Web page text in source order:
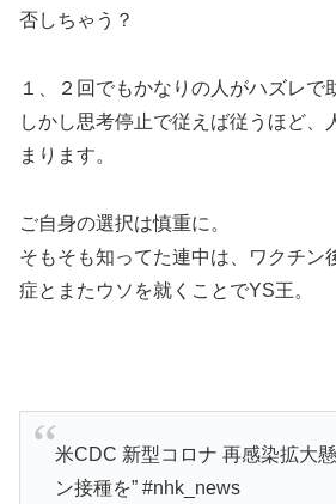
否しちゃう？
１、２回でもかなりの人がハズレで
しかし思考停止で従えば従うほど、
まります。
ご自身の選択は慎重に。
そもそも知ってた連中は、ワクチン
症とまたウソを就くことでYS王。
米CDC 新型コロナ 再感染拡大
ン接種を” #nhk_news